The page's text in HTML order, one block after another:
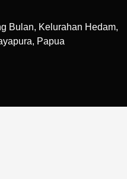
Bulan, Kelurahan Hedam,
Papua